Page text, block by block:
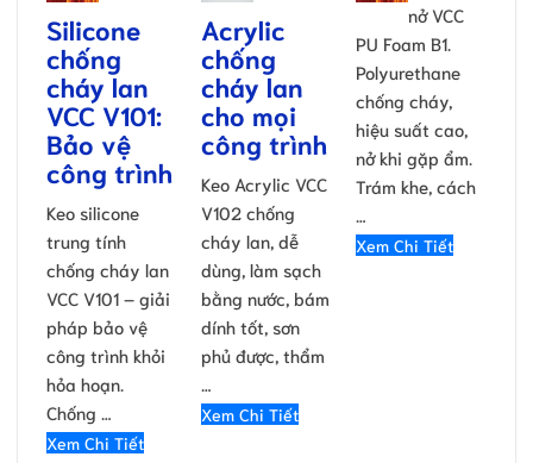
Silicone
chống
cháy lan
VCC V101:
Bảo vệ
công trình
Keo silicone
trung tính
chống cháy lan
VCC V101 – giải
pháp bảo vệ
công trình khỏi
hỏa hoạn.
Chống …
Xem Chi Tiết
Acrylic
chống
cháy lan
cho mọi
công trình
Keo Acrylic VCC
V102 chống
cháy lan, dễ
dùng, làm sạch
bằng nước, bám
dính tốt, sơn
phủ được, thẩm
Xem Chi Tiết
nở VCC
PU Foam B1.
Polyurethane
chống cháy,
hiệu suất cao,
nở khi gặp ẩm.
Trám khe, cách
Xem Chi Tiết